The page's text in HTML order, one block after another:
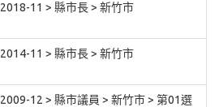
2018-11 > 縣市長 > 新竹市
2014-11 > 縣市長 > 新竹市
2009-12 > 縣市議員 > 新竹市 > 第01選